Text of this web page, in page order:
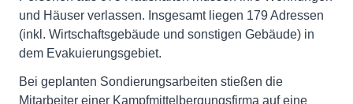
und Häuser verlassen. Insgesamt liegen 179 Adressen
(inkl. Wirtschaftsgebäude und sonstigen Gebäude) in
dem Evakuierungsgebiet.
Bei geplanten Sondierungsarbeiten stießen die
Mitarbeiter einer Kampfmittelbergungsfirma auf eine